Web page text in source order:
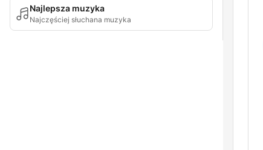
Najlepsza muzyka
Najczęściej słuchana muzyka